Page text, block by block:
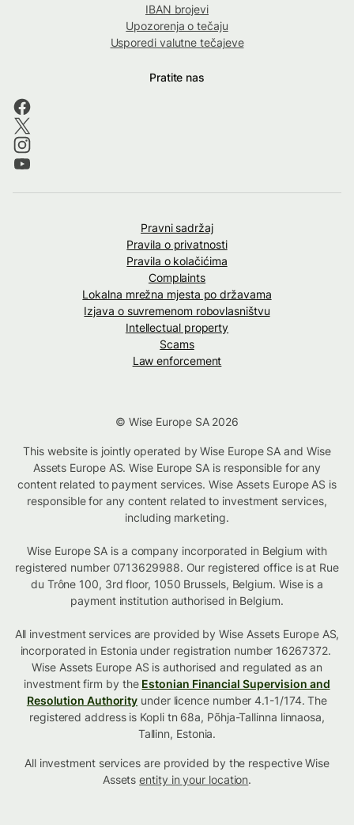
IBAN brojevi
Upozorenja o tečaju
Usporedi valutne tečajeve
Pratite nas
Pravni sadržaj
Pravila o privatnosti
Pravila o kolačićima
Complaints
Lokalna mrežna mjesta po državama
Izjava o suvremenom robovlasništvu
Intellectual property
Scams
Law enforcement
© Wise Europe SA 2026
This website is jointly operated by Wise Europe SA and Wise
Assets Europe AS. Wise Europe SA is responsible for any
content related to payment services. Wise Assets Europe AS is
responsible for any content related to investment services,
including marketing.
Wise Europe SA is a company incorporated in Belgium with
registered number 0713629988. Our registered office is at Rue
du Trône 100, 3rd floor, 1050 Brussels, Belgium. Wise is a
payment institution authorised in Belgium.
All investment services are provided by Wise Assets Europe AS,
incorporated in Estonia under registration number 16267372.
Wise Assets Europe AS is authorised and regulated as an
investment firm by the Estonian Financial Supervision and
Resolution Authority under licence number 4.1-1/174. The
registered address is Kopli tn 68a, Põhja-Tallinna linnaosa,
Tallinn, Estonia.
All investment services are provided by the respective Wise
Assetsentity in your location.